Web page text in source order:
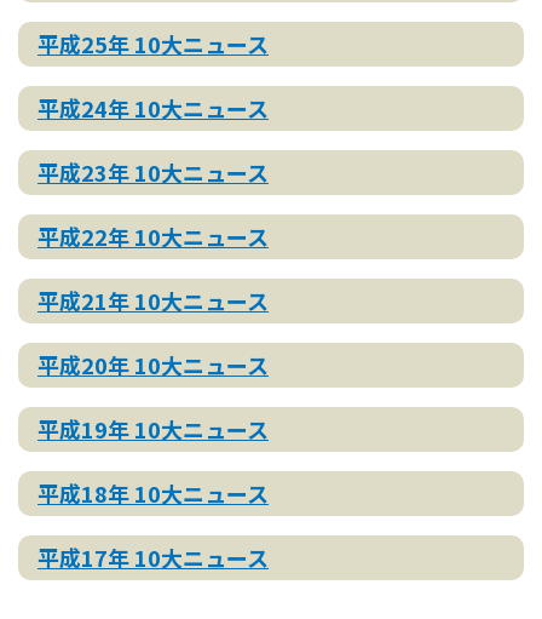
平成25年 10大ニュース
平成24年 10大ニュース
平成23年 10大ニュース
平成22年 10大ニュース
平成21年 10大ニュース
平成20年 10大ニュース
平成19年 10大ニュース
平成18年 10大ニュース
平成17年 10大ニュース